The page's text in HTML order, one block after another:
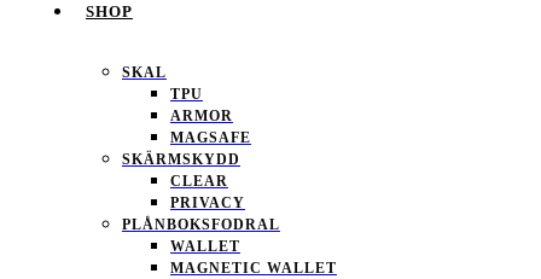
SHOP
SKAL
TPU
ARMOR
MAGSAFE
SKÄRMSKYDD
CLEAR
PRIVACY
PLÅNBOKSFODRAL
WALLET
MAGNETIC WALLET